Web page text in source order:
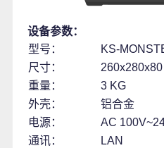
设备参数：
型号：
KS-
尺寸：
重量：
3 KG
外壳：
铝合金
电源：
AC
通讯：
LAN